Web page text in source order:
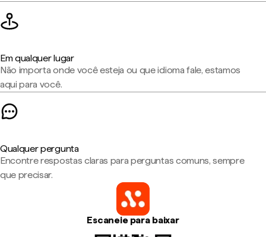
Em qualquer lugar
Não importa onde você esteja ou que idioma fale, estamos
aqui para você.
Qualquer pergunta
Encontre respostas claras para perguntas comuns, sempre
que precisar.
Escaneie para baixar